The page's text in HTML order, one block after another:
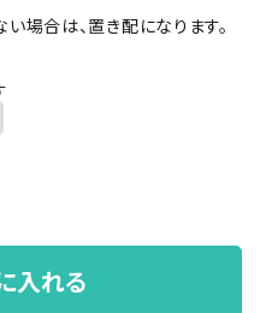
場合は、置き配になります。
入れる